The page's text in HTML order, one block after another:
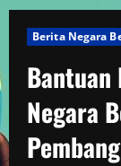
Berita Negara
Negara